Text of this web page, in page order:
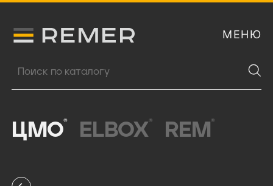
Логитип компании Remer МЕНЮ
Поиск продукции
ЦМО® ELBOX® REM ®